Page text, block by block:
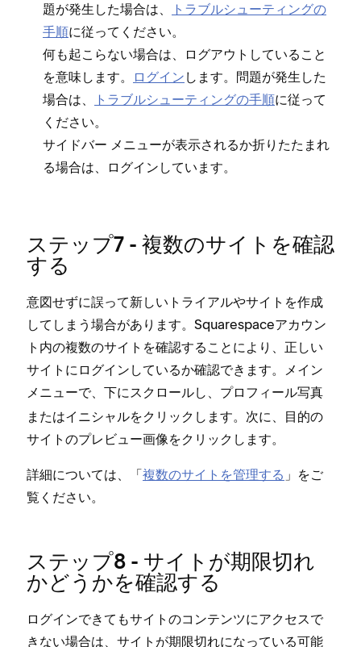
題が発生した場合は⁠、
トラブルシ⁠ュ⁠ーテ⁠ィングの
手順に従⁠ってください⁠。
何も起こらない場合は⁠、ログアウトしていること
を意味します⁠。
ログイン します⁠。問題が発生した
場合は⁠、
トラブルシ⁠ュ⁠ーテ⁠ィングの手順に従⁠って
ください⁠。
サイドバ⁠ー メニ⁠ュ⁠ーが表示されるか折りたたまれ
る場合は⁠、ログインしています⁠。
ステ⁠ップ7 - 複数のサイトを確認
する
意図せずに誤⁠って新しいトライアルやサイトを作成
してしまう場合があります⁠。Squarespaceアカウン
ト内の複数のサイトを確認することにより⁠、正しい
サイトにログインしているか確認できます⁠。メイン
メニ⁠ュ⁠ーで⁠、 下にスクロ⁠ールし⁠、プロフ⁠ィ⁠ール写真
またはイニシ⁠ャルをクリ⁠ックします⁠。次に⁠、目的の
サイトのプレビ⁠ュ⁠ー画像をクリ⁠ックします⁠。
詳細については⁠、「⁠複数のサイトを管理する ⁠」をご
覧ください⁠。
ステ⁠ップ8 - サイトが期限切れ
かどうかを確認する
ログインできてもサイトのコンテンツにアクセスで
きない場合は⁠、サイトが期限切れにな⁠っている可能